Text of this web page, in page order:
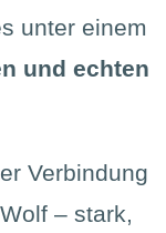
unter einem
und echten
Verbindung
– stark,